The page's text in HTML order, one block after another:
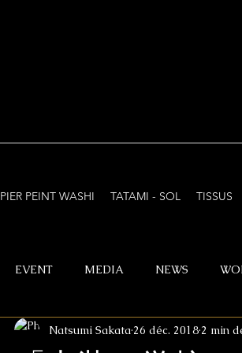
PEINT WASHI TATAMI - SOL TISSUS
EVENT MEDIA NEWS
Natsumi Sakata 26 déc. 2018 2 min